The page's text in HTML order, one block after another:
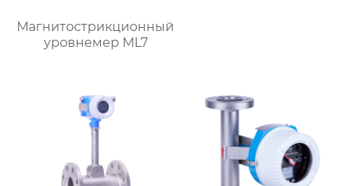
Магнитострикционный
уровнемер ML7